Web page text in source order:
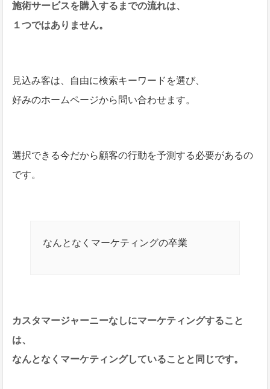
施術サービスを購入するまでの流れは、
１つではありません。
見込み客は、自由に検索キーワードを選び、
好みのホームページから問い合わせます。
選択できる今だから顧客の行動を予測する必要があるの
です。
なんとなくマーケティングの卒業
カスタマージャーニーなしにマーケティングすること
は、
なんとなくマーケティングしていることと同じです。